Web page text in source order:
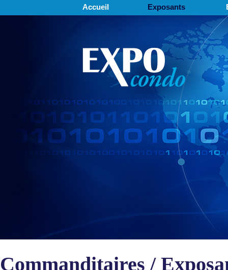
Accueil Exposants
Commanditaires /